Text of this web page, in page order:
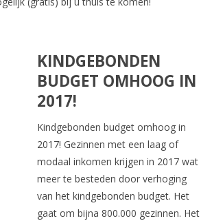
KINDGEBONDEN
BUDGET OMHOOG IN
2017!
Kindgebonden budget omhoog in
2017! Gezinnen met een laag of
modaal inkomen krijgen in 2017 wat
meer te besteden door verhoging
van het kindgebonden budget. Het
gaat om bijna 800.000 gezinnen. Het